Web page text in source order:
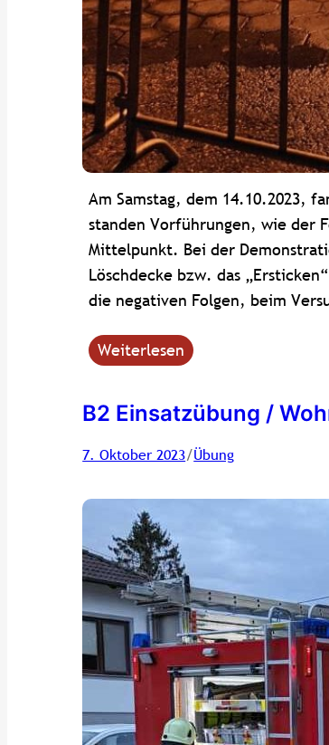
Am Samstag, dem 14.10.2023,
standen Vorführungen, wie der
Mittelpunkt. Bei der
Löschdecke bzw. das
die negativen Folgen, beim
Weiterlesen
B2 Einsatzübung /
7. Oktober 2023/Übung